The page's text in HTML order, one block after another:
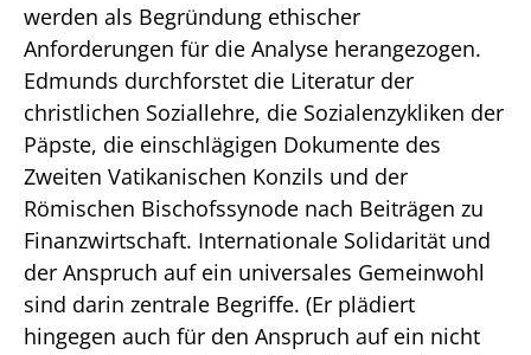
werden als Begründung ethischer
Anforderungen für die Analyse herangezogen.
Edmunds durchforstet die Literatur der
christlichen Soziallehre, die Sozialenzykliken der
Päpste, die einschlägigen Dokumente des
Zweiten Vatikanischen Konzils und der
Römischen Bischofssynode nach Beiträgen zu
Finanzwirtschaft. Internationale Solidarität und
der Anspruch auf ein universales Gemeinwohl
sind darin zentrale Begriffe. (Er plädiert
hingegen auch für den Anspruch auf ein nicht